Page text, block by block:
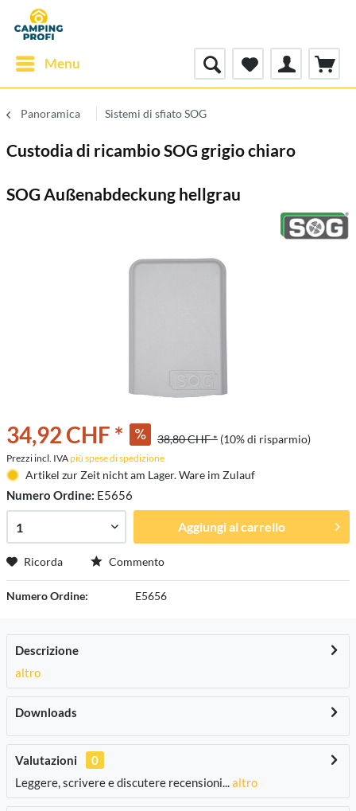
Menu
Panoramica Sistemi di sfiato SOG
Custodia di ricambio SOG grigio chiaro
SOG Außenabdeckung hellgrau
34,92 CHF * 38,80 CHF * (10% di risparmio)
Prezzi incl. IVApiù spese di spedizione
Artikel zur Zeit nicht am Lager. Ware im Zulauf
Numero Ordine: E5656
Aggiungi al carrello
Ricorda Commento
Numero Ordine: E5656
Descrizione
altro
Downloads
Valutazioni
0
Leggere, scrivere e discutere recensioni...altro